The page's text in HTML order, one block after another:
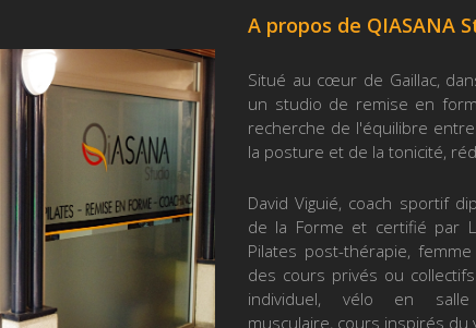
A propos de QIASANA
Situé au cœur de Gaillac,
un studio de remise en
recherche de l'équilibre
la posture et de la tonicité,
David Viguié, coach sportif
de la Forme et certifié par
Pilates post-thérapie,
des cours privés ou
individuel, vélo en salle
musculaire, cours inspirés du